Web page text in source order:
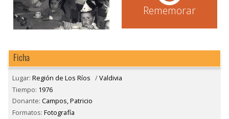
Rememorar
Ficha
Lugar: Región de Los Ríos /Valdivia
Tiempo: 1976
Donante: Campos, Patricio
Formatos: Fotografía